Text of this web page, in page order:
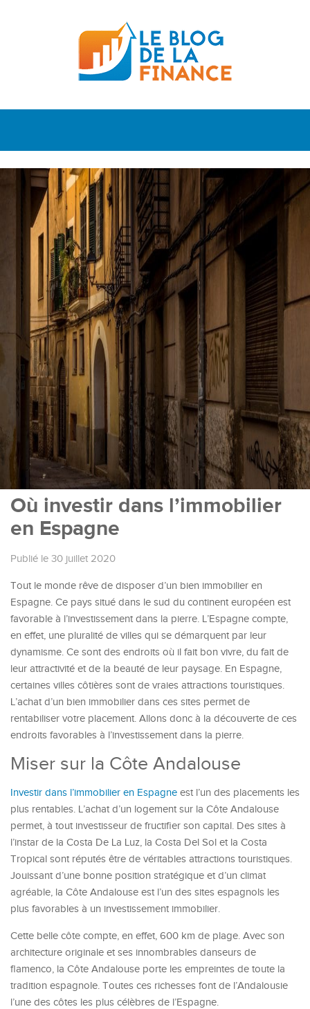
Où investir dans l’immobilier
en Espagne
Publié le 30 juillet 2020
Tout le monde rêve de disposer d’un bien immobilier en
Espagne. Ce pays situé dans le sud du continent européen est
favorable à l’investissement dans la pierre. L’Espagne compte,
en effet, une pluralité de villes qui se démarquent par leur
dynamisme. Ce sont des endroits où il fait bon vivre, du fait de
leur attractivité et de la beauté de leur paysage. En Espagne,
certaines villes côtières sont de vraies attractions touristiques.
L’achat d’un bien immobilier dans ces sites permet de
rentabiliser votre placement. Allons donc à la découverte de ces
endroits favorables à l’investissement dans la pierre.
Miser sur la Côte Andalouse
Investir dans l’immobilier en Espagne est l’un des placements les
plus rentables. L’achat d’un logement sur la Côte Andalouse
permet, à tout investisseur de fructifier son capital. Des sites à
l’instar de la Costa De La Luz, la Costa Del Sol et la Costa
Tropical sont réputés être de véritables attractions touristiques.
Jouissant d’une bonne position stratégique et d’un climat
agréable, la Côte Andalouse est l’un des sites espagnols les
plus favorables à un investissement immobilier.
Cette belle côte compte, en effet, 600 km de plage. Avec son
architecture originale et ses innombrables danseurs de
flamenco, la Côte Andalouse porte les empreintes de toute la
tradition espagnole. Toutes ces richesses font de l’Andalousie
l’une des côtes les plus célèbres de l’Espagne.